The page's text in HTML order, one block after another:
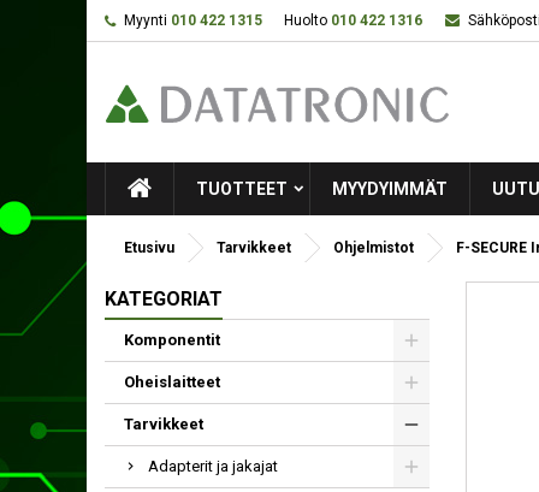
Myynti 010 422 1315 Huolto 010 422 1316
TUOTTEET MYYDYIMMÄT
Etusivu Tarvikkeet Ohjelmistot F-
KATEGORIAT
Komponentit
Oheislaitteet
Tarvikkeet
Adapterit ja jakajat